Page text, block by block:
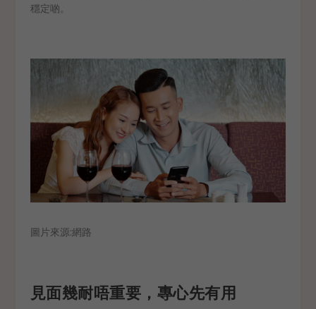
穩定啲。
圖片來源:網路
見面幾耐唔重要，專心先有用